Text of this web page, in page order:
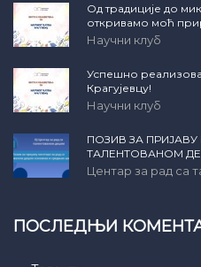
Од традиције до
откривамо моћ
Научни клуб
Успешно
Крагујевцу!
Научни клуб
ПОЗИВ ЗА
ТАЛЕНТОВАНОМ
Центар за рад са
ПОСЛЕДЊИ